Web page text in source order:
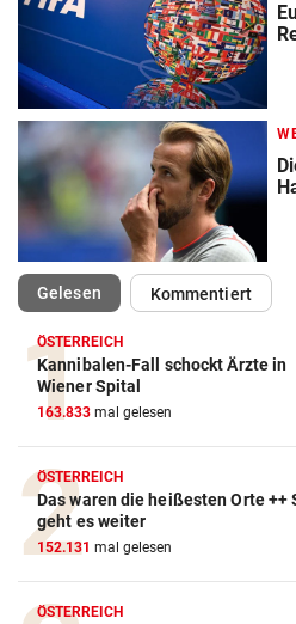
Gelesen(ausgewählt)Kommentiert
ÖSTERREICH
Kannibalen-Fall schockt Ärzte in
Wiener Spital
163.833 mal gelesen
ÖSTERREICH
Das waren die heißesten Orte ++
geht es weiter
152.131 mal gelesen
ÖSTERREICH
Action-Cam Vergleich
ZUM VERGLEICH
Crosstrainer Vergleich
ZUM VERGLEICH
E-Bike Vergleich
ZUM VERGLEICH